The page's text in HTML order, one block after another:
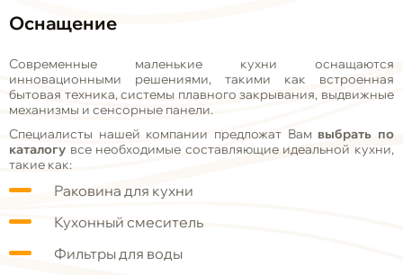
Оснащение
Современные маленькие кухни оснащаются
инновационными решениями, такими как встроенная
бытовая техника, системы плавного закрывания, выдвижные
механизмы и сенсорные панели.
Специалисты нашей компании предложат Вам выбрать по
каталогу все необходимые составляющие идеальной кухни,
такие как:
Раковина для кухни
Кухонный смеситель
Фильтры для воды